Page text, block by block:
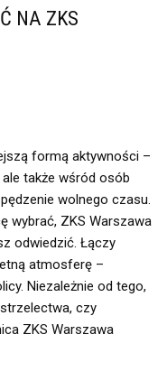
NA ZKS
formą aktywności –
także wśród osób
wolnego czasu.
wybrać, ZKS Warszawa
odwiedzić. Łączy
atmosferę –
Niezależnie od tego,
czy
ZKS Warszawa